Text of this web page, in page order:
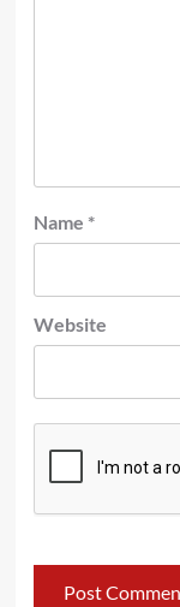
Name *
Website